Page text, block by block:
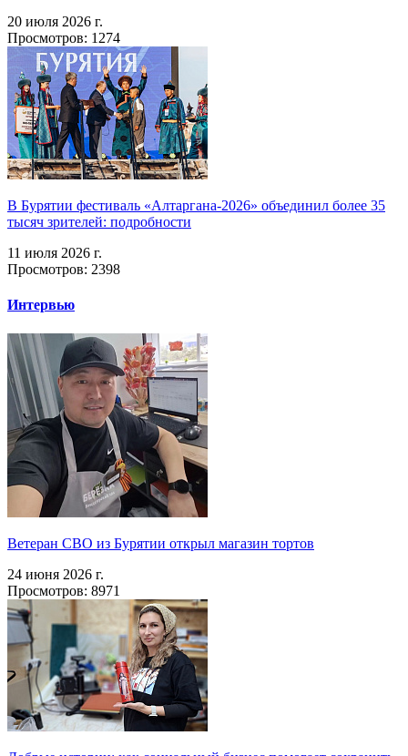
20 июля 2026 г.
Просмотров: 1274
В Бурятии фестиваль «Алтаргана-2026» объединил более 35
тысяч зрителей: подробности
11 июля 2026 г.
Просмотров: 2398
Интервью
Ветеран СВО из Бурятии открыл магазин тортов
24 июня 2026 г.
Просмотров: 8971